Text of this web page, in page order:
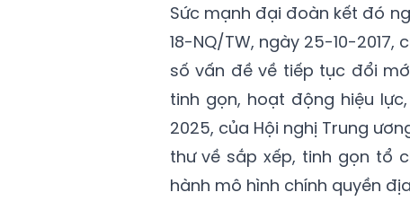
Sức mạnh đại đoàn kết đó
18-NQ/TW, ngày 25-10-
số vấn đề về tiếp tục đổi
tinh gọn, hoạt động hiệu
2025, của Hội nghị Trung
thư về sắp xếp, tinh gọn tổ
hành mô hình chính quyền